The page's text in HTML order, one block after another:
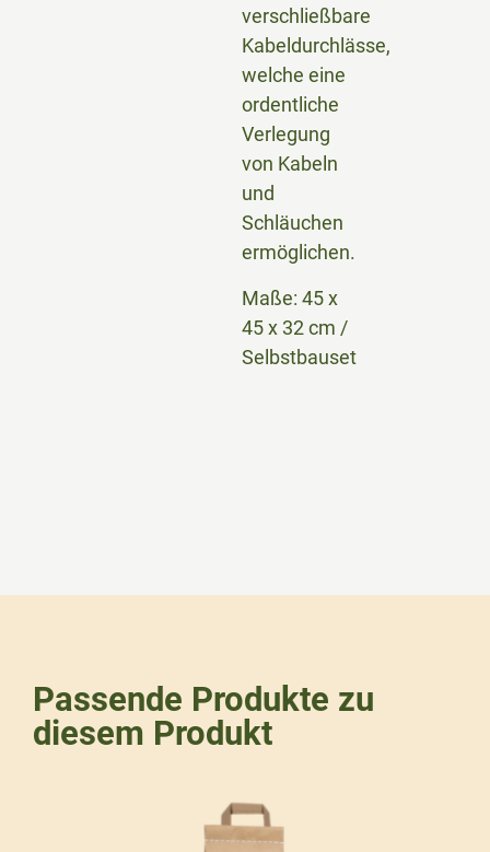
verschließbare
Kabeldurchlässe,
welche eine
ordentliche
Verlegung
von Kabeln
und
Schläuchen
ermöglichen.
Maße: 45 x
45 x 32 cm /
Selbstbauset
Passende Produkte zu
diesem Produkt